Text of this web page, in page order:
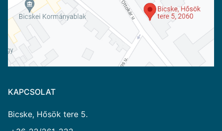
KAPCSOLAT
Bicske, Hősök tere 5.